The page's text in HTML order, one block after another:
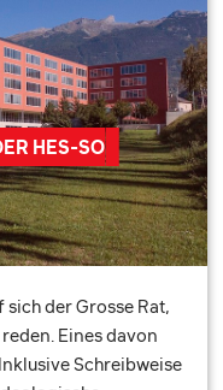
HES-SO
sich der Grosse Rat,
Eines davon
Schreibweise